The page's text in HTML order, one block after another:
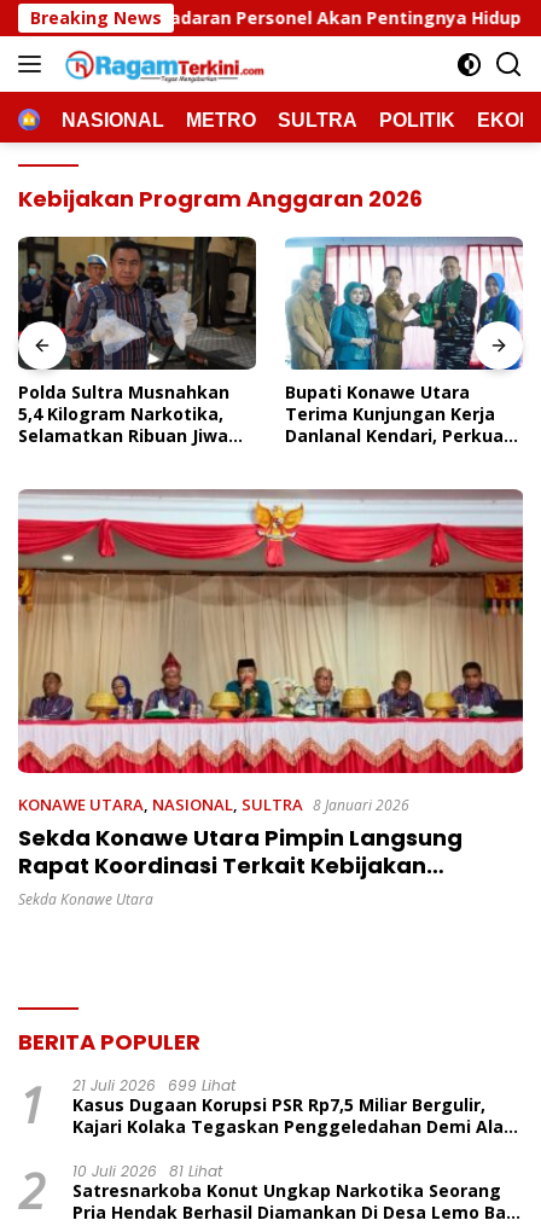
Langsung
ke
konten
Breaking News
Personel Akan Pentingnya Hidup Sehat
HOMENASIONAL METRO SULTRA POLITIK
Kebijakan Program Anggaran 2026
Polda Sultra Musnahkan
5,4 Kilogram Narkotika,
Selamatkan Ribuan Jiwa
Bupati Konawe Utara
Terima Kunjungan Kerja
Danlanal Kendari, Perkuat
KONAWE UTARA, NASIONAL, SULTRA 8 Januari 2026
Sekda Konawe Utara Pimpin Langsung
Rapat Koordinasi Terkait Kebijakan
Program Anggaran 2026
Sekda Konawe Utara
BERITA POPULER
1 21 Juli 2026 699 Lihat
Kasus Dugaan Korupsi PSR Rp7,5 Miliar Bergulir,
Kajari Kolaka Tegaskan Penggeledahan Demi Alat
2 10 Juli 2026 81 Lihat
Satresnarkoba Konut Ungkap Narkotika Seorang
Pria Hendak Berhasil Diamankan Di Desa Lemo Bajo